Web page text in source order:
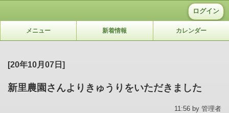
ログイン
メニュー 新着情報 カレンダー
[20年10月07日]
新里農園さんよりきゅうりをいただきました
11:56 by 管理者